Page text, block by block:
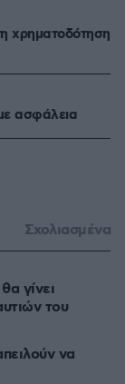
χρηματοδότηση
ασφάλεια
Σχολιασμένα
γίνει
του
να